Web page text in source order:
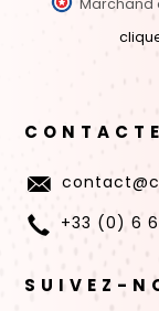
Marchand
+33 (0) 6
SUIVEZ-